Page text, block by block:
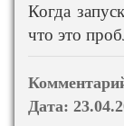
Когда
что это
Дата: